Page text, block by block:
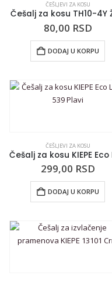
ČEŠLJEVI ZA KOSU
Češalj za kosu TH10-4Y
80,00 RSD
DODAJ U KORPU
ČEŠLJEVI ZA KOSU
299,00 RSD
DODAJ U KORPU